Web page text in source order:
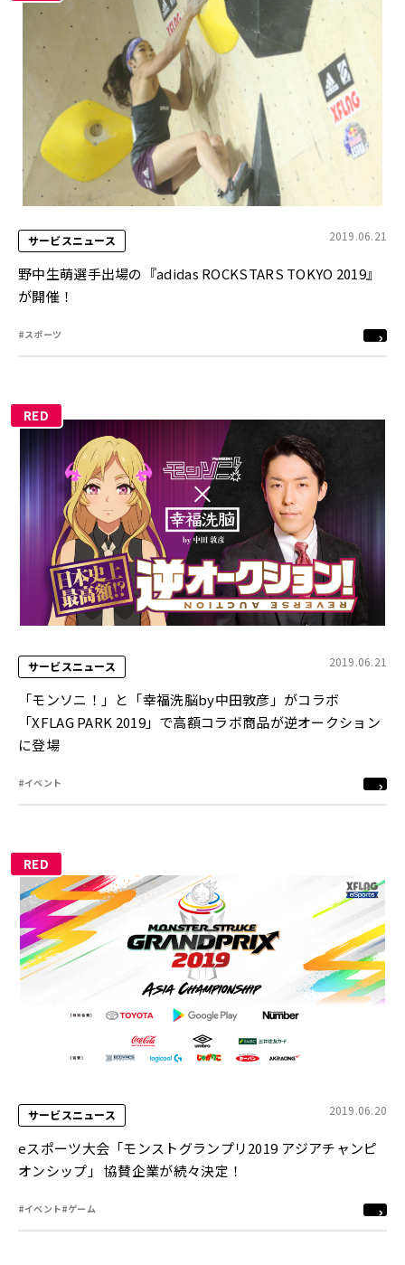
サービスニュース 2019.06.21
野中生萌選手出場の『adidas ROCKSTARS TOKYO 2019』
が開催！
#スポーツ
RED
サービスニュース 2019.06.21
「モンソニ！」と「幸福洗脳by中田敦彦」がコラボ
「XFLAG PARK 2019」で高額コラボ商品が逆オークション
に登場
#イベント
RED
サービスニュース 2019.06.20
eスポーツ大会「モンストグランプリ2019 アジアチャンピ
オンシップ」 協賛企業が続々決定！
#イベント#ゲーム